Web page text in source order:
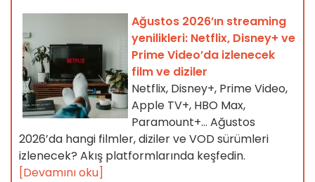
Ağustos 2026’ın streaming
yenilikleri: Netflix, Disney+ ve
Prime Video’da izlenecek
film ve diziler
Netflix, Disney+, Prime Video,
Apple TV+, HBO Max,
Paramount+… Ağustos
2026’da hangi filmler, diziler ve VOD sürümleri
izlenecek? Akış platformlarında keşfedin.
[Devamını oku]